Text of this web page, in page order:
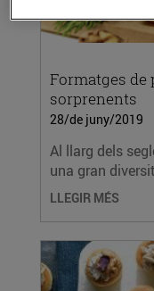
Formatges
sorprenents
28/de juny/2019
Al llarg dels
una gran
LLEGIR MÉS